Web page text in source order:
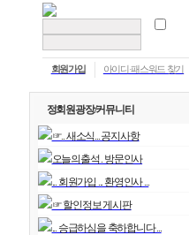
회원가입 아이디·패스워드 찾기
정회원광장/커뮤니티
☞.. 새소식... 공지사항
오늘의출석 . 방문인사
... 회원가입 ... 환영인사 ...
☞ 할인정보 게시판
... 승급하심을 축하합니다 ...